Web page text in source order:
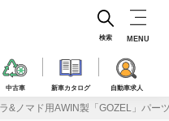
中古車 新車カタログ 自動車求人
検索 MENU
&ノマド用AWIN製「GOZEL」パ